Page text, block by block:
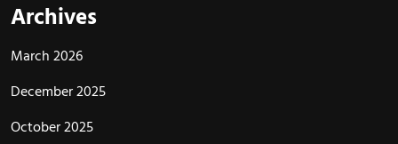
Archives
March 2026
December 2025
October 2025